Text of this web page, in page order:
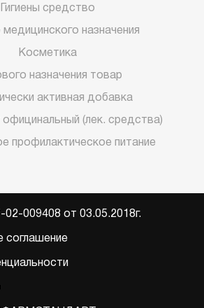
Гигиены средство
медицинского назначения
Косметика
назначения товар
активная добавка
(лек. средства)
профилактическое питание
009408 от 03.05.2018г.
соглашение